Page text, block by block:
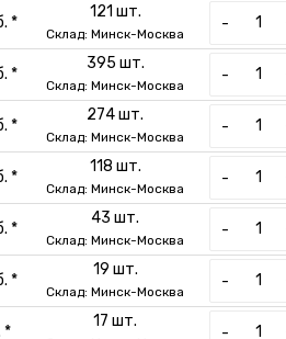
*
121 шт.
Склад: Минск-Москва
-
*
395 шт.
Склад: Минск-Москва
-
*
274 шт.
Склад: Минск-Москва
-
*
118 шт.
Склад: Минск-Москва
-
*
43 шт.
Склад: Минск-Москва
-
*
19 шт.
Склад: Минск-Москва
-
*
17 шт.
-